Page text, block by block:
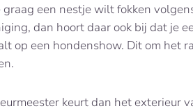
graag een nestje wilt fokken
dan hoort daar ook bij dat je
op een hondenshow. Dit om het
keurt dan het exterieur